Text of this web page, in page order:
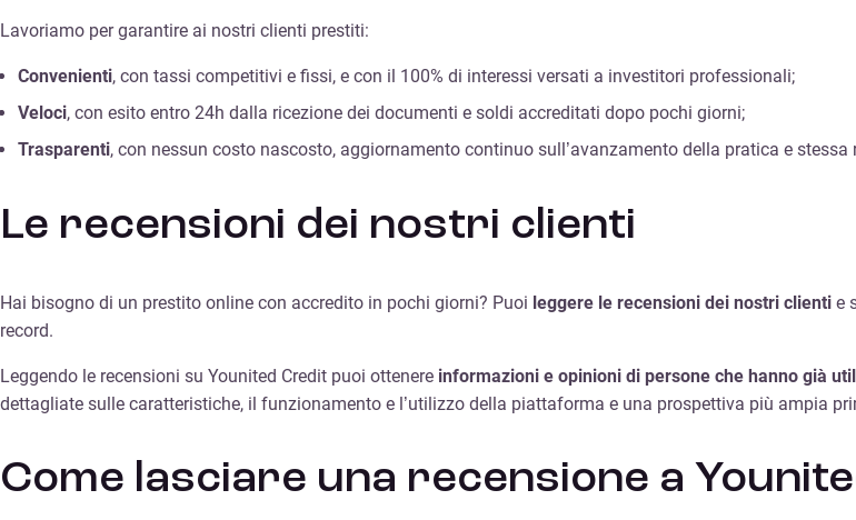
Lavoriamo per garantire ai nostri clienti prestiti:
Convenienti, con tassi competitivi e fissi, e con il 100% di interessi versati a investitori professionali;
Veloci, con esito entro 24h dalla ricezione dei documenti e soldi accreditati dopo pochi giorni;
Trasparenti, con nessun costo nascosto, aggiornamento continuo sull’avanzamento della pratica e
Le recensioni dei nostri clienti
Hai bisogno di un prestito online con accredito in pochi giorni? Puoi leggere le recensioni dei nostri clienti e
record.
Leggendo le recensioni su Younited Credit puoi ottenere informazioni e opinioni di persone che hanno già
dettagliate sulle caratteristiche, il funzionamento e l’utilizzo della piattaforma e una prospettiva più ampia
Come lasciare una recensione a